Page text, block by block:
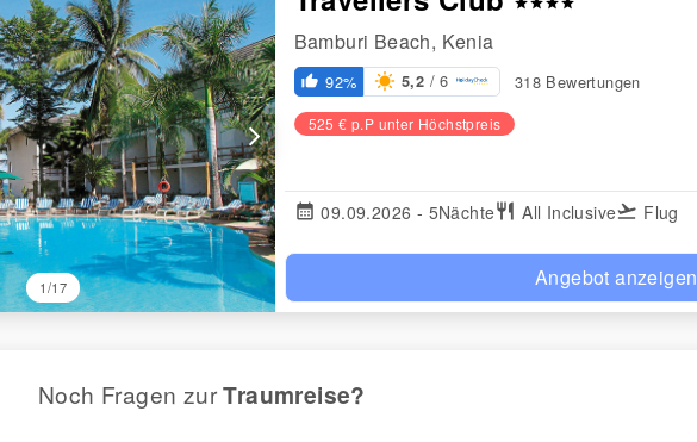
arrow_forward_ios
1/17
starstarstarstar
Bamburi Beach, Kenia
thumb_up_alt 92% 5,2 / 6 318 Bewertungen
525 € p.P unter Höchstpreis
calendar_month 09.09.2026 - 5Nächterestaurant All Inclusiveflight_takeoff Flug
Angebot anzeigen
Noch Fragen zurTraumreise?